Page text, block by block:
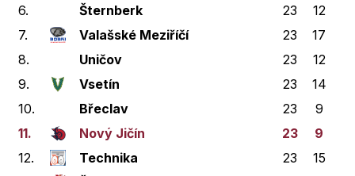
6.
Šternberk 23 12
7.
Valašské Meziříčí 23 17
8.
Uničov 23 12
9.
Vsetín 23 14
10.
Břeclav 23 9
11.
Nový Jičín 23 9
12.
Technika 23 15